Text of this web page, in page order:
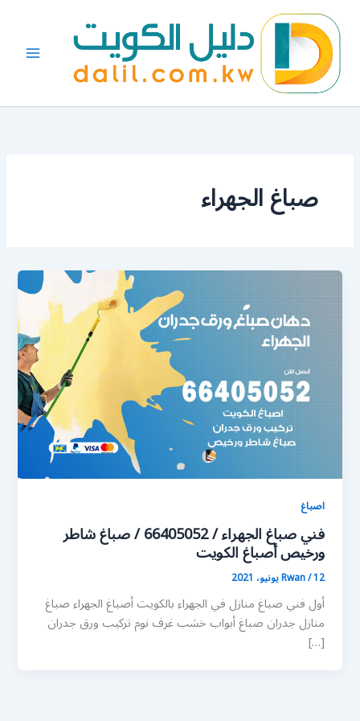
المحتوى
صباغ الجهراء
اصباغ
فني صباغ الجهراء / 66405052 / صباغ شاطر
ورخيص أصباغ الكويت
Rwan/12 يونيو، 2021
أول فني صباغ منازل في الجهراء بالكويت أصباغ الجهراء صباغ
منازل جدران صباغ أبواب خشب غرف نوم تركيب ورق جدران
[…]